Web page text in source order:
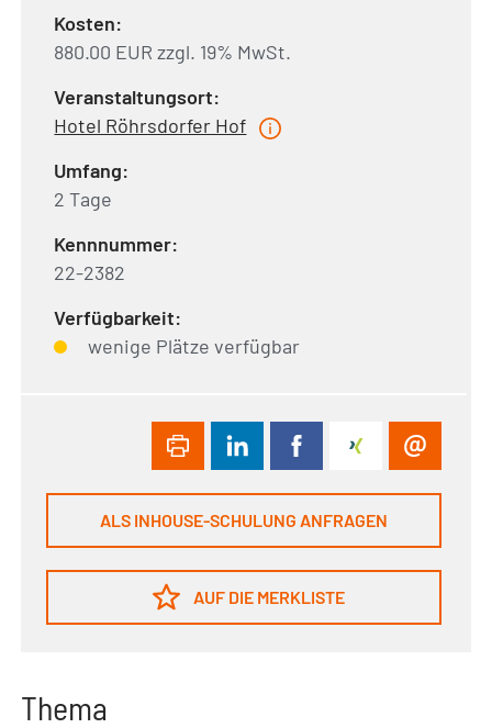
Kosten:
880.00 EUR zzgl. 19% MwSt.
Veranstaltungsort:
Hotel Röhrsdorfer Hof
Umfang:
2 Tage
Kennnummer:
22-2382
Verfügbarkeit:
wenige Plätze verfügbar
ALS INHOUSE-SCHULUNG ANFRAGEN
AUF DIE MERKLISTE
Thema